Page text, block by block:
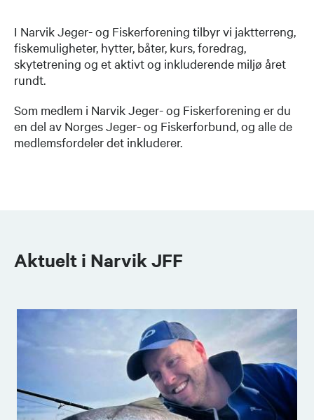
I Narvik Jeger- og Fiskerforening tilbyr vi jaktterreng,
fiskemuligheter, hytter, båter, kurs, foredrag,
skytetrening og et aktivt og inkluderende miljø året
rundt.
Som medlem i Narvik Jeger- og Fiskerforening er du
en del av Norges Jeger- og Fiskerforbund, og alle de
medlemsfordeler det inkluderer.
Aktuelt i Narvik JFF